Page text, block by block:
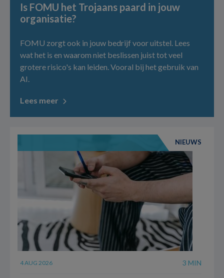
Is FOMU het Trojaans paard in jouw
organisatie?
FOMU zorgt ook in jouw bedrijf voor uitstel. Lees
wat het is en waarom niet beslissen juist tot veel
grotere risico's kan leiden. Vooral bij het gebruik van
AI.
Lees meer
NIEUWS
4 AUG 2026 3 MIN